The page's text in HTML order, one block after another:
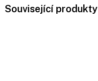
Související produkty